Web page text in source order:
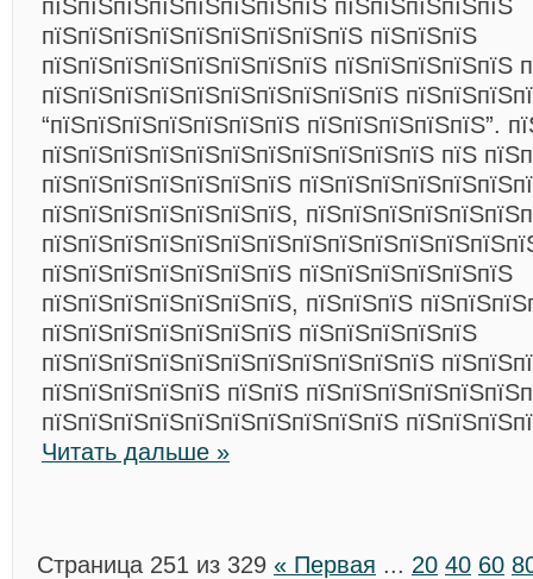
пїЅпїЅпїЅпїЅпїЅпїЅпїЅпїЅ пїЅпїЅпїЅпїЅпїЅ
пїЅпїЅпїЅпїЅпїЅпїЅпїЅпїЅпїЅ пїЅпїЅпїЅ
пїЅпїЅпїЅпїЅпїЅпїЅпїЅпїЅ пїЅпїЅпїЅпїЅпїЅ
пїЅпїЅпїЅпїЅпїЅпїЅпїЅпїЅпїЅпїЅ
“пїЅпїЅпїЅпїЅпїЅпїЅпїЅ пїЅпїЅпїЅпїЅпїЅ”.
пїЅпїЅпїЅпїЅпїЅпїЅпїЅпїЅпїЅпїЅпїЅ пїЅ
пїЅпїЅпїЅпїЅпїЅпїЅпїЅ
пїЅпїЅпїЅпїЅпїЅпїЅпїЅ,
пїЅпїЅпїЅпїЅпїЅпїЅпїЅ пїЅпїЅпїЅпїЅпїЅпїЅ
пїЅпїЅпїЅпїЅпїЅпїЅпїЅ, пїЅпїЅпїЅ
пїЅпїЅпїЅпїЅпїЅпїЅпїЅ пїЅпїЅпїЅпїЅпїЅ
пїЅпїЅпїЅпїЅпїЅпїЅпїЅпїЅпїЅпїЅпїЅ
пїЅпїЅпїЅпїЅпїЅ пїЅпїЅ
пїЅпїЅпїЅпїЅпїЅпїЅпїЅпїЅпїЅпїЅ
Читать дальше »
Страница 251 из 329 « Первая ... 20 40 60